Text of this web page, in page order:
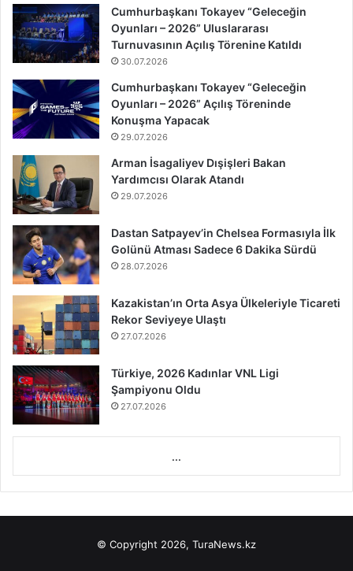
Cumhurbaşkanı Tokayev “Geleceğin
Oyunları – 2026” Uluslararası
Turnuvasının Açılış Törenine Katıldı
30.07.2026
Cumhurbaşkanı Tokayev “Geleceğin
Oyunları – 2026” Açılış Töreninde
Konuşma Yapacak
29.07.2026
Arman İsagaliyev Dışişleri Bakan
Yardımcısı Olarak Atandı
29.07.2026
Dastan Satpayev’in Chelsea Formasıyla İlk
Golünü Atması Sadece 6 Dakika Sürdü
28.07.2026
Kazakistan’ın Orta Asya Ülkeleriyle Ticareti
Rekor Seviyeye Ulaştı
27.07.2026
Türkiye, 2026 Kadınlar VNL Ligi
Şampiyonu Oldu
27.07.2026
...
© Copyright 2026, TuraNews.kz